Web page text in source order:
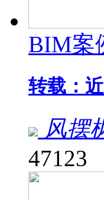
BIM案
转载：
风摆
47123